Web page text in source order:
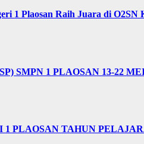
1 Plaosan Raih Juara di O2SN
SMPN 1 PLAOSAN 13-22
PLAOSAN TAHUN